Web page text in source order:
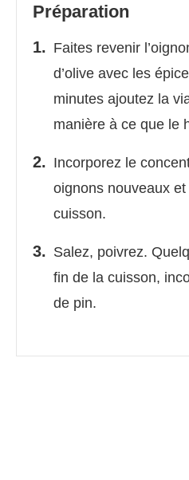
Préparation
Faites revenir
d’olive avec les
minutes ajoutez la
manière à ce que le
Incorporez le
oignons nouveaux
cuisson.
Salez, poivrez.
fin de la cuisson,
de pin.